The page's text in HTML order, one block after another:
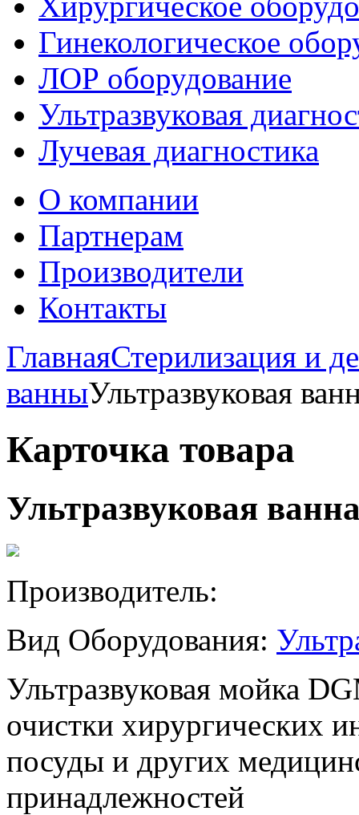
Гинекологическое
ЛОР оборудование
Ультразвуковая
Лучевая диагностика
О компании
Партнерам
Производители
Контакты
ГлавнаяСтерилизация и
ванныУльтразвуковая
Карточка товара
Ультразвуковая
Производитель:
Вид Оборудования:
Ультразвуковая мойка
очистки хирургических
посуды и других
принадлежностей